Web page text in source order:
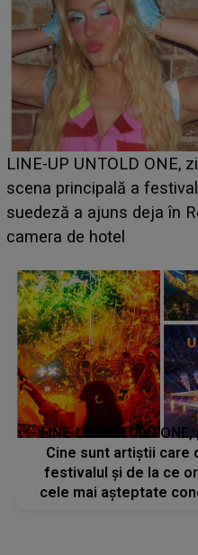
Ce a dezvăluit noua
luat prin surprindere pe
BĂIATUL VIZAT de
faptului împlinit, A
LINE-UP UNTOLD
Cine sunt artiștii care
festivalul și de la ce
cele mai așteptate